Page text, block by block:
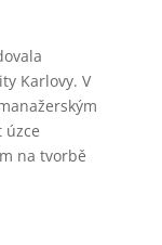
Karlovy. V
úzce
na tvorbě